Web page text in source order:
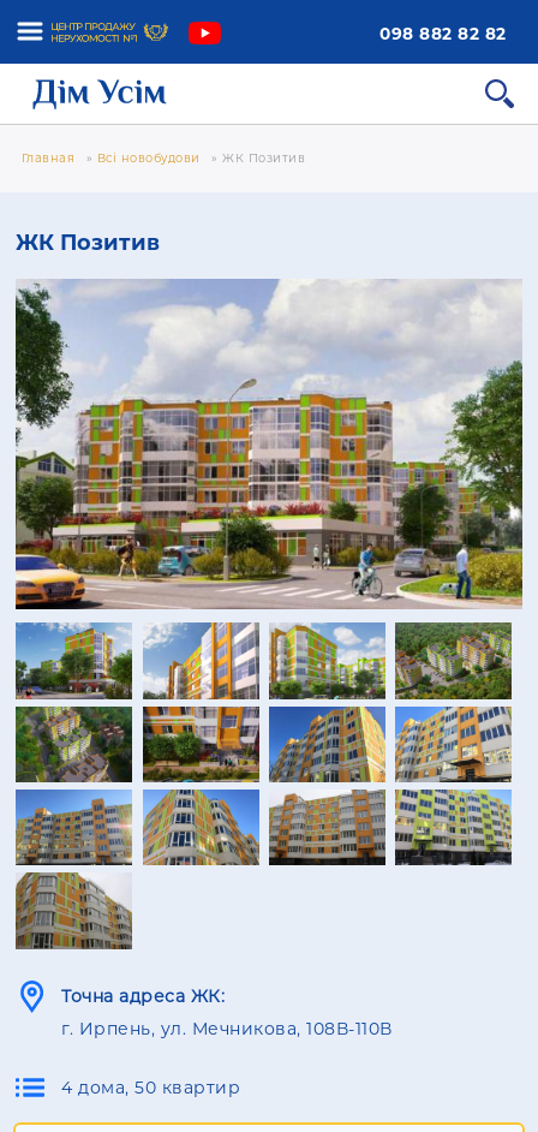
098 882 82 82
Главная » Всі новобудови » ЖК Позитив
ЖК Позитив
Точна адреса ЖК:
г. Ирпень, ул. Мечникова, 108В-110В
4 дома, 50 квартир